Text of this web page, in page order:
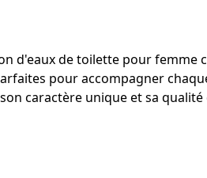
d'eaux de toilette pour femme
pour accompagner
caractère unique et sa